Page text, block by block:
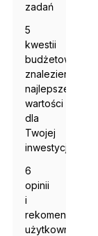
zadań
5
kwestii
budżetowych:
znalezienie
najlepszej
wartości
dla
Twojej
inwestycji
6
opinii
i
rekomendacji
użytkowników: